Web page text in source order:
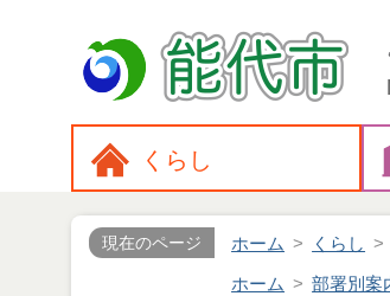
くらし
現在のページ ホーム くらし
ホーム 部署別案